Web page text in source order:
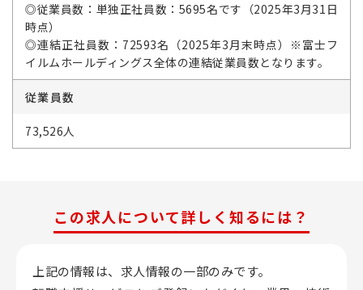
◎従業員数：単独正社員数：5695名です（2025年3月31日
時点）
◎連結正社員数：72593名（2025年3月末時点）※富士フ
イルムホールディングス全体の連結従業員数となります。
従業員数
73,526人
この求人について詳しく知るには？
上記の情報は、求人情報の一部のみです。